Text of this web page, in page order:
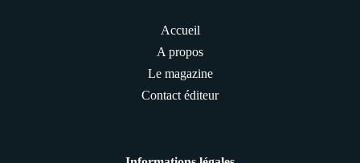
Accueil
A propos
Le magazine
Contact éditeur